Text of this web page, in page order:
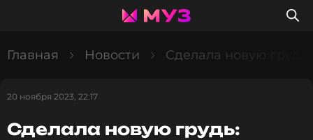
Главная Новости Сделала новую
20 ноября 2023, 22:17
Сделала новую грудь: